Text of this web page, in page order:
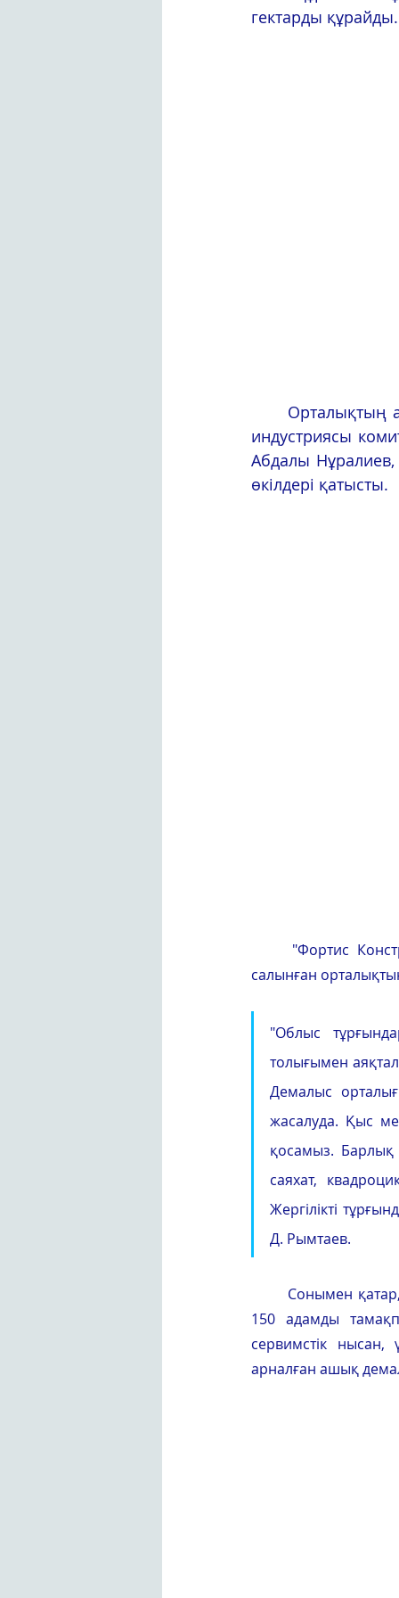
гектарды құрайды.
индустриясы
Абдалы
өкілдері қатысты.
"Фортис
салынған
"Облыс
толығымен
Демалыс
жасалуда. Қыс
қосамыз. Барлық
саяхат,
Жергілікті
Д. Рымтаев.
Сонымен
150 адамды
сервимстік
арналған ашық